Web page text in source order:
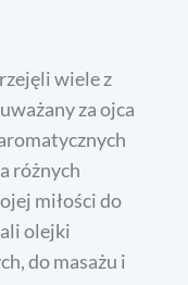
wiele z
za ojca
różnych
miłości do
olejki
do masażu i